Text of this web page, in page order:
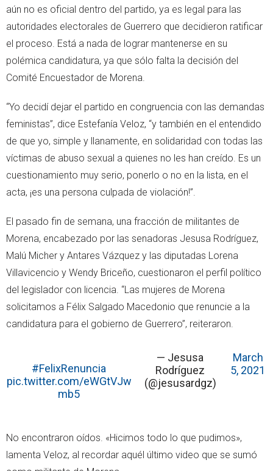
aún no es oficial dentro del partido, ya es legal para las
autoridades electorales de Guerrero que decidieron ratificar
el proceso. Está a nada de lograr mantenerse en su
polémica candidatura, ya que sólo falta la decisión del
Comité Encuestador de Morena.
“Yo decidí dejar el partido en congruencia con las demandas
feministas”, dice Estefanía Veloz, “y también en el entendido
de que yo, simple y llanamente, en solidaridad con todas las
víctimas de abuso sexual a quienes no les han creído. Es un
cuestionamiento muy serio, ponerlo o no en la lista, en el
acta, ¡es una persona culpada de violación!”.
El pasado fin de semana, una fracción de militantes de
Morena, encabezado por las senadoras Jesusa Rodríguez,
Malú Micher y Antares Vázquez y las diputadas Lorena
Villavicencio y Wendy Briceño, cuestionaron el perfil político
del legislador con licencia. “Las mujeres de Morena
solicitamos a Félix Salgado Macedonio que renuncie a la
candidatura para el gobierno de Guerrero”, reiteraron.
#FelixRenuncia
pic.twitter.com/eWGtVJw
mb5
— Jesusa
Rodríguez
(@jesusardgz)
March
5, 2021
No encontraron oídos. «Hicimos todo lo que pudimos»,
lamenta Veloz, al recordar aquél último video que se sumó